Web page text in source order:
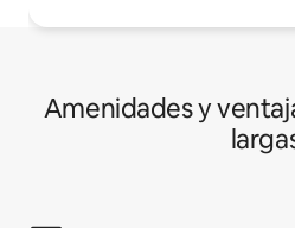
Amenidades y